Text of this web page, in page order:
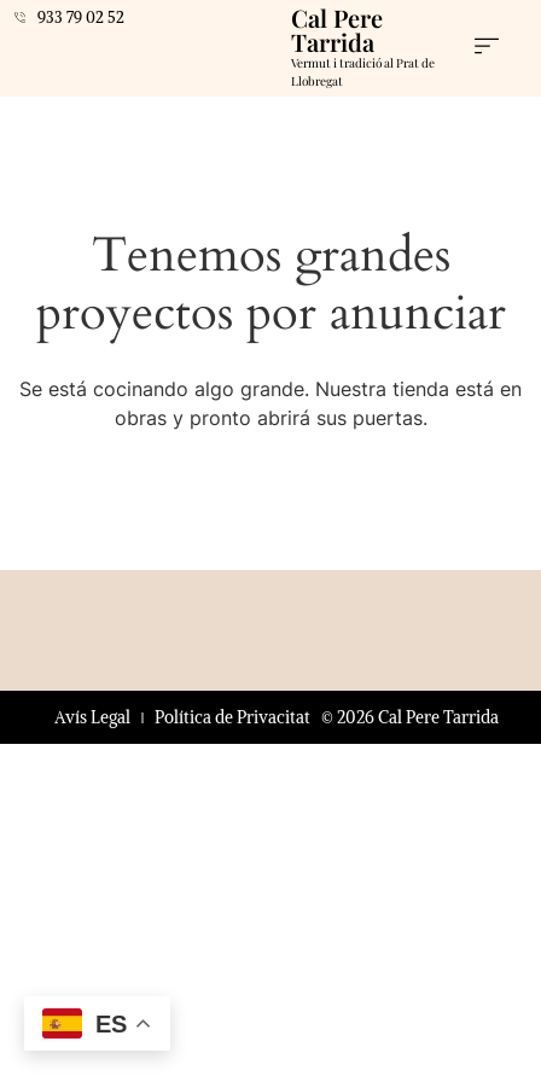
933 79 02 52 Cal Pere
Tarrida
Vermut i tradició al Prat de
Llobregat
Tenemos grandes
proyectos por anunciar
Se está cocinando algo grande. Nuestra tienda está en
obras y pronto abrirá sus puertas.
© 2026 Cal Pere Tarrida
Avís Legal Política de Privacitat
ES